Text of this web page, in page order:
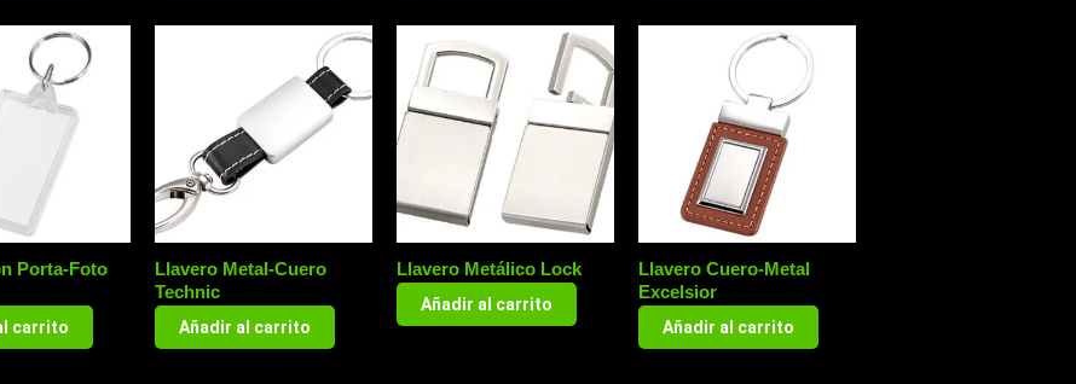
Porta-Foto
carrito
Llavero Metal-Cuero
Technic
Añadir al carrito
Llavero Metálico Lock
Añadir al carrito
Llavero Cuero-Metal
Excelsior
Añadir al carrito